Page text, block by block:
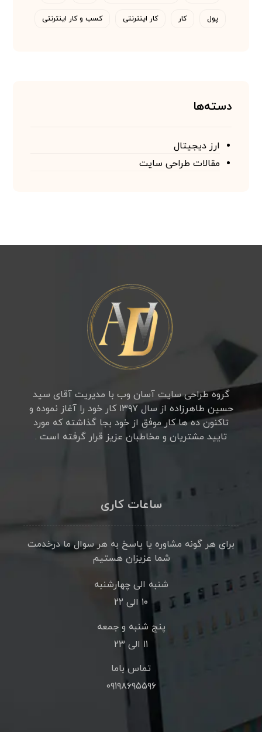
پول کار کار اینترنتی کسب و کار اینترنتی
دسته‌ها
ارز دیجیتال
مقالات طراحی سایت
گروه طراحی سایت آسان وب با مدیریت آقای سید
حسین طاهرزاده از سال ۱۳۹۷ کار خود را آغاز نموده و
تاکنون ده ها کار موفق از خود بجا گذاشته که مورد
تایید مشتریان و مخاطبان عزیز قرار گرفته است .
ساعات کاری
برای هر گونه مشاوره یا پاسخ به هر سوال ما درخدمت
شما عزیزان هستیم
شنبه الی چهارشنبه
۱۰ الی ۲۲
پنج شنبه و جمعه
۱۱ الی ۲۳
تماس باما
۰۹۱۹۸۶۹۵۵۹۶